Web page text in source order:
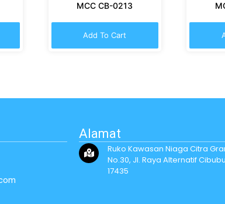
MCC CB-0213
Add To Cart
Alamat
Ruko Kawasan Niaga Citra
No.30, Jl. Raya Alternatif
17435